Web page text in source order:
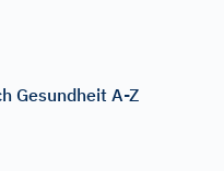
Gesundheit A-Z